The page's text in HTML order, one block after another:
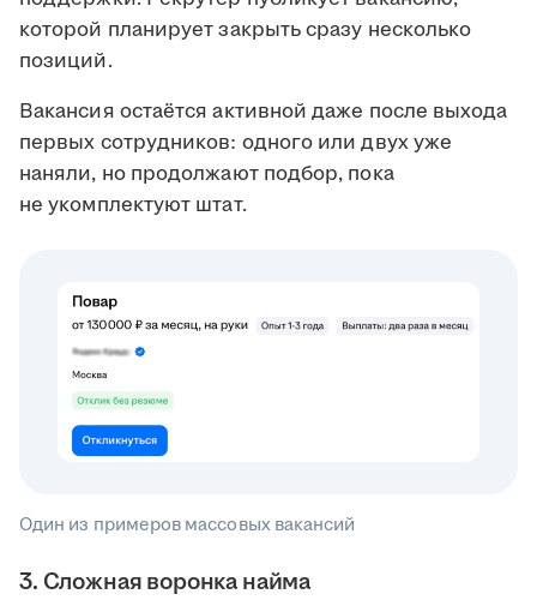
которой планирует закрыть сразу несколько
позиций.
Вакансия остаётся активной даже после выхода
первых сотрудников: одного или двух уже
наняли, но продолжают подбор, пока
не укомплектуют штат.
Один из примеров массовых вакансий
3. Сложная воронка найма